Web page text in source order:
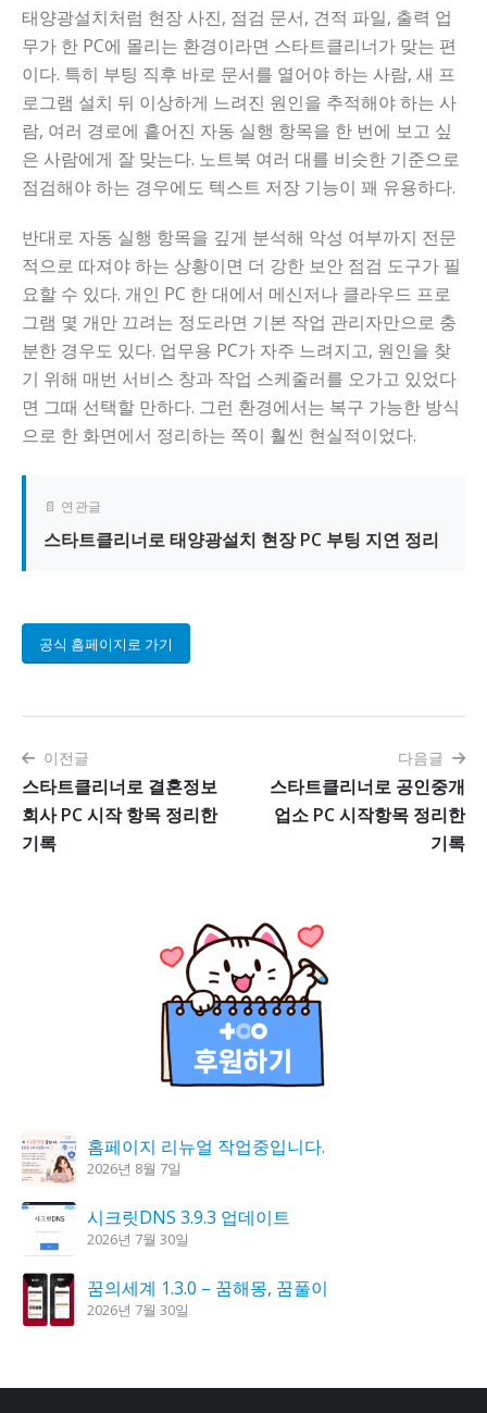
태양광설치처럼 현장 사진, 점검 문서, 견적 파일, 출력 업
무가 한 PC에 몰리는 환경이라면 스타트클리너가 맞는 편
이다. 특히 부팅 직후 바로 문서를 열어야 하는 사람, 새 프
로그램 설치 뒤 이상하게 느려진 원인을 추적해야 하는 사
람, 여러 경로에 흩어진 자동 실행 항목을 한 번에 보고 싶
은 사람에게 잘 맞는다. 노트북 여러 대를 비슷한 기준으로
점검해야 하는 경우에도 텍스트 저장 기능이 꽤 유용하다.
반대로 자동 실행 항목을 깊게 분석해 악성 여부까지 전문
적으로 따져야 하는 상황이면 더 강한 보안 점검 도구가 필
요할 수 있다. 개인 PC 한 대에서 메신저나 클라우드 프로
그램 몇 개만 끄려는 정도라면 기본 작업 관리자만으로 충
분한 경우도 있다. 업무용 PC가 자주 느려지고, 원인을 찾
기 위해 매번 서비스 창과 작업 스케줄러를 오가고 있었다
면 그때 선택할 만하다. 그런 환경에서는 복구 가능한 방식
으로 한 화면에서 정리하는 쪽이 훨씬 현실적이었다.
📄 연관글
스타트클리너로 태양광설치 현장 PC 부팅 지연 정리
공식 홈페이지로 가기
이전글
스타트클리너로 결혼정보
회사 PC 시작 항목 정리한
기록
다음글
스타트클리너로 공인중개
업소 PC 시작항목 정리한
기록
홈페이지 리뉴얼 작업중입니다.
2026년 8월 7일
시크릿DNS 3.9.3 업데이트
2026년 7월 30일
꿈의세계 1.3.0 – 꿈해몽, 꿈풀이
2026년 7월 30일